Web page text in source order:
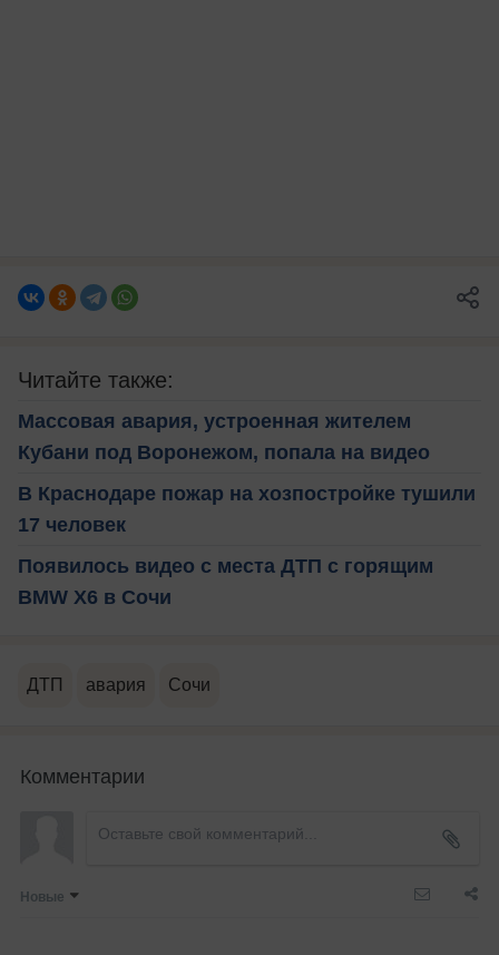
Читайте также:
Массовая авария, устроенная жителем
Кубани под Воронежом, попала на видео
В Краснодаре пожар на хозпостройке тушили
17 человек
Появилось видео с места ДТП с горящим
BMW X6 в Сочи
ДТП авария Сочи
Комментарии
Новые